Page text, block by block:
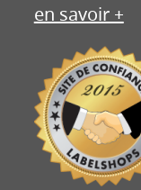
en savoir +